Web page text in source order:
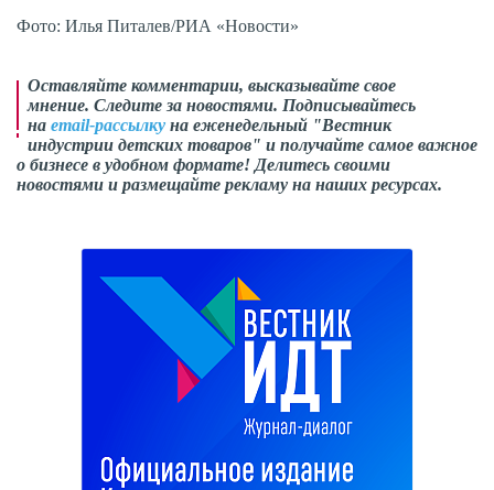
Фото: Илья Питалев/РИА «Новости»
Оставляйте комментарии, высказывайте свое
мнение. Следите за новостями. Подписывайтесь
на email-рассылку на еженедельный "Вестник
индустрии детских товаров" и получайте самое важное
о бизнесе в удобном формате! Делитесь своими
новостями и размещайте рекламу на наших ресурсах.